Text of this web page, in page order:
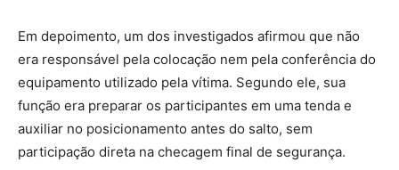
Em depoimento, um dos investigados afirmou que não
era responsável pela colocação nem pela conferência do
equipamento utilizado pela vítima. Segundo ele, sua
função era preparar os participantes em uma tenda e
auxiliar no posicionamento antes do salto, sem
participação direta na checagem final de segurança.